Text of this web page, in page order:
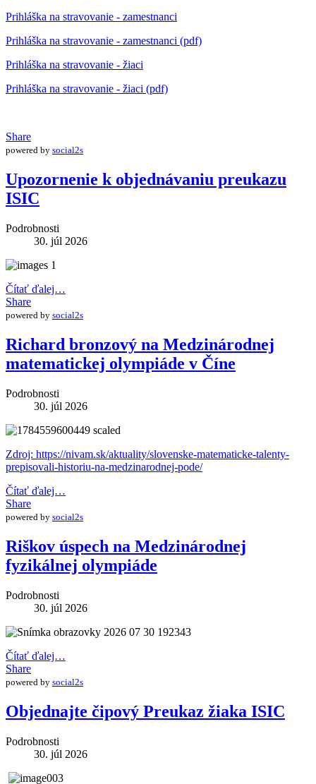
Prihláška na stravovanie - zamestnanci
Prihláška na stravovanie - zamestnanci (pdf)
Prihláška na stravovanie - žiaci
Prihláška na stravovanie - žiaci (pdf)
Share
powered by social2s
Upozornenie k objednávaniu preukazu
ISIC
Podrobnosti
30. júl 2026
Čítať ďalej…
Share
powered by social2s
Richard bronzový na Medzinárodnej
matematickej olympiáde v Číne
Podrobnosti
30. júl 2026
Zdroj: https://nivam.sk/aktuality/slovenske-matematicke-talenty-
prepisovali-historiu-na-medzinarodnej-pode/
Čítať ďalej…
Share
powered by social2s
Riškov úspech na Medzinárodnej
fyzikálnej olympiáde
Podrobnosti
30. júl 2026
Čítať ďalej…
Share
powered by social2s
Objednajte čipový Preukaz žiaka ISIC
Podrobnosti
30. júl 2026